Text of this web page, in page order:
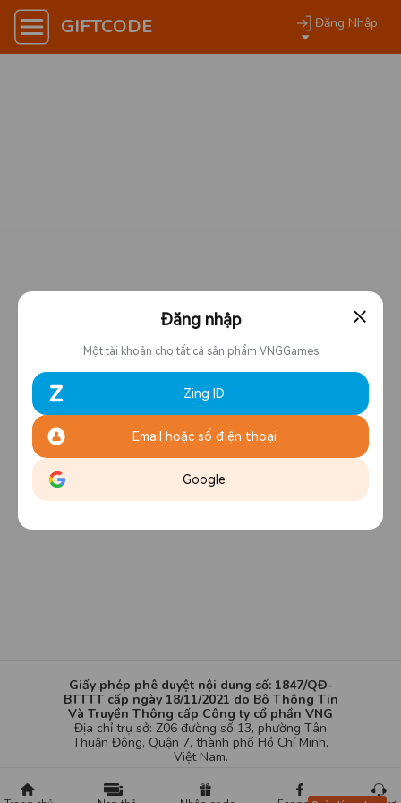
Giấy phép phê duyệt nội dung số: 1847/QĐ-
BTTTT cấp ngày 18/11/2021 do Bô Thông Tin
Và Truyền Thông cấp Công ty cổ phần VNG
Địa chỉ trụ sở: Z06 đường số 13, phường Tân
Thuận Đông, Quận 7, thành phố Hồ Chí Minh,
Việt Nam.
GIFTCODE Đăng Nhập
⤬
Đăng nhập
Một tài khoản cho tất cả sản phẩm VNGGames
Zing ID
Email hoặc số điện thoại
Google